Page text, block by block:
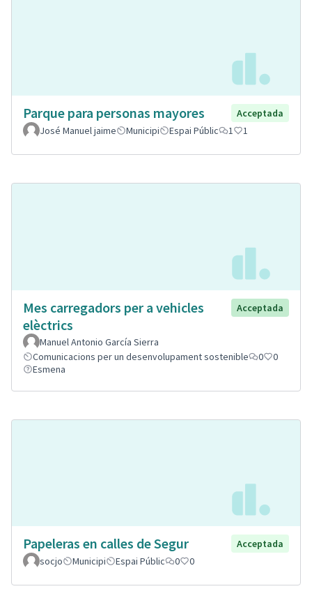
Parque para personas mayores
Acceptada
José Manuel jaime
Municipi Espai Públic 1 1
Mes carregadors per a vehicles
elèctrics
Acceptada
Manuel Antonio García Sierra
Comunicacions per un desenvolupament sostenible
0
0
Esmena
Papeleras en calles de Segur
Acceptada
socjo
Municipi Espai Públic 0 0